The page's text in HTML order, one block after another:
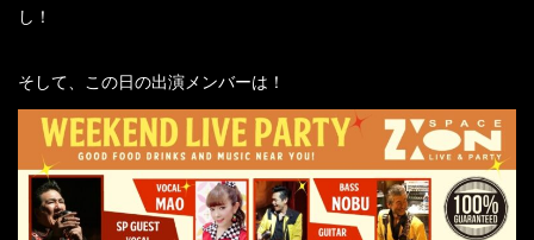
し！
そして、この日の出演メンバーは！